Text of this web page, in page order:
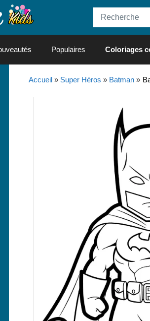
Populaires Coloriages
Accueil» Super Héros » Batman»